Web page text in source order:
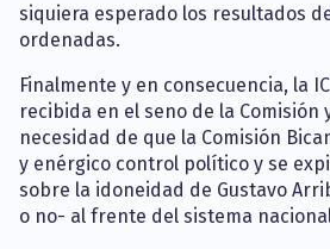
siquiera esperado los resultados
ordenadas.
Finalmente y en consecuencia, la
recibida en el seno de la Comisión
necesidad de que la Comisión
y enérgico control político y se
sobre la idoneidad de Gustavo
o no- al frente del sistema